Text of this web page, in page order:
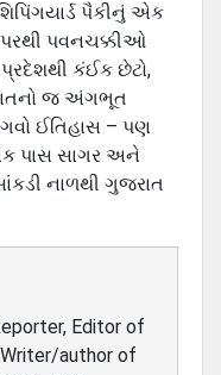
પૈકીનું એક
પરથી પવનચક્કીઓ
કંઈક છેટો,
જ અંગભૂત
ઈતિહાસ – પણ
પાસ સાગર અને
નાળથી ગુજરાત
Editor of
author of